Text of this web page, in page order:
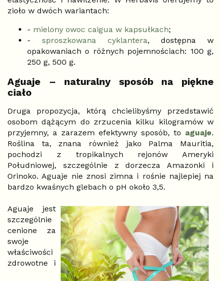
zioło w dwóch wariantach:
- mielony owoc caigua w kapsułkach;
- sproszkowana cyklantera, dostępna w
opakowaniach o różnych pojemnościach: 100 g,
250 g, 500 g.
Aguaje – naturalny sposób na piękne
ciało
Druga propozycja, którą chcielibyśmy przedstawić
osobom dążącym do zrzucenia kilku kilogramów w
przyjemny, a zarazem efektywny sposób, to aguaje.
Roślina ta, znana również jako Palma Mauritia,
pochodzi z tropikalnych rejonów Ameryki
Południowej, szczególnie z dorzecza Amazonki i
Orinoko. Aguaje nie znosi zimna i rośnie najlepiej na
bardzo kwaśnych glebach o pH około 3,5.
Aguaje jest
szczególnie
cenione za
swoje
właściwości
zdrowotne i